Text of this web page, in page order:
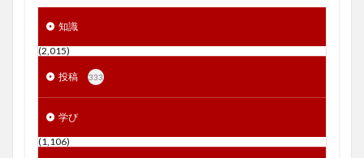
知識
(2,015)
投稿 333
学び
(1,106)